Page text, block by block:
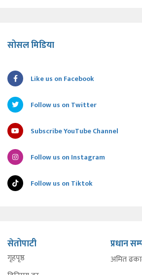
सोसल मिडिया
Like us on Facebook
Follow us on Twitter
Subscribe YouTube Channel
Follow us on Instagram
Follow us on Tiktok
सेतोपाटी
गृहपृष्ठ
प्रधान
अमित